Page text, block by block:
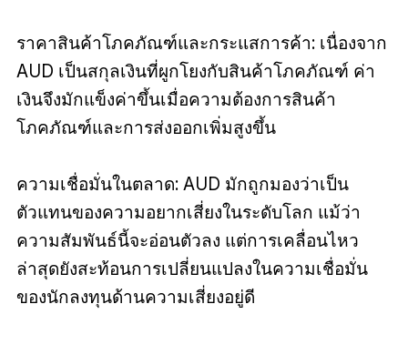
ราคาสินค้าโภคภัณฑ์และกระแสการค้า: เนื่องจาก
AUD เป็นสกุลเงินที่ผูกโยงกับสินค้าโภคภัณฑ์ ค่า
เงินจึงมักแข็งค่าขึ้นเมื่อความต้องการสินค้า
โภคภัณฑ์และการส่งออกเพิ่มสูงขึ้น
ความเชื่อมั่นในตลาด: AUD มักถูกมองว่าเป็น
ตัวแทนของความอยากเสี่ยงในระดับโลก แม้ว่า
ความสัมพันธ์นี้จะอ่อนตัวลง แต่การเคลื่อนไหว
ล่าสุดยังสะท้อนการเปลี่ยนแปลงในความเชื่อมั่น
ของนักลงทุนด้านความเสี่ยงอยู่ดี